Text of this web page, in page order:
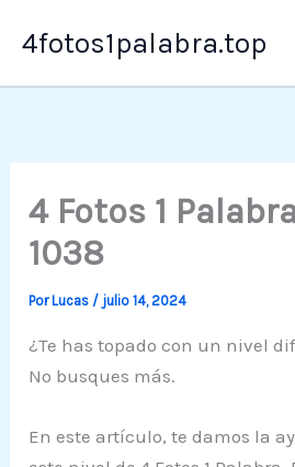
4fotos1palabra.top
4 Fotos 1
1038
PorLucas / julio 14, 2024
¿Te has topado con un nivel
No busques más.
En este artículo, te damos la